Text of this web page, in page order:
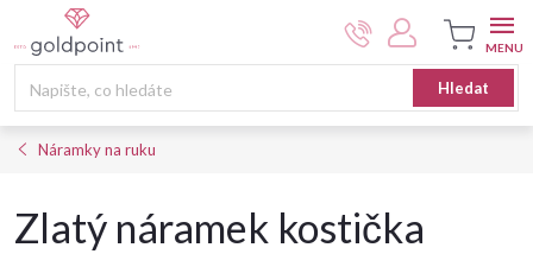
na
Hledat
Nákupní
košík
Náramky na ruku
Zlatý náramek kostička